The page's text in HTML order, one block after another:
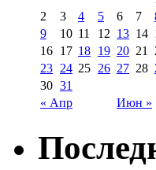
« Апр Июн »
2
3 4 5 6 7
9
10 11 12 13 14
16 17 18 19 20 21
23 24 25 26 27 28
30 31